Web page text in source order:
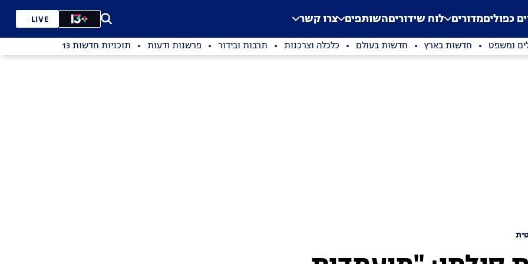
Application error: a
. כפוליםמדורים לוח שידוריםהשותפים צרו קשר LIVE
ומשפט חדשות בארץ חדשות בעולם כלכלה וצרכנות תרבות ובידור פרשנות ודעות תוכניות חדשות 13